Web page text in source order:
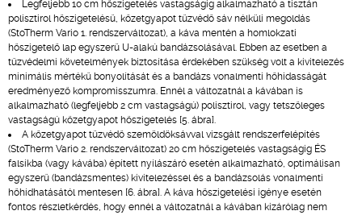
Legfeljebb 10 cm hőszigetelés vastagságig alkalmazható a tisztán
polisztirol hőszigetelésű, kőzetgyapot tűzvédő sáv nélküli megoldás
(StoTherm Vario 1. rendszerváltozat), a káva mentén a homlokzati
hőszigetelő lap egyszerű U-alakú bandázsolásával. Ebben az esetben a
tűzvédelmi követelmények biztosítása érdekében szükség volt a kivitelezés
minimális mértékű bonyolítását és a bandázs vonalmenti hőhidasságát
eredményező kompromisszumra. Ennél a változatnál a kávában is
alkalmazható (legfeljebb 2 cm vastagságú) polisztirol, vagy tetszőleges
vastagságú kőzetgyapot hőszigetelés [5. ábra].
A kőzetgyapot tűzvédő szemöldöksávval vizsgált rendszerfelépítés
(StoTherm Vario 2. rendszerváltozat) 20 cm hőszigetelés vastagságig ÉS
falsíkba (vagy kávába) épített nyílászáró esetén alkalmazható, optimálisan
egyszerű (bandázsmentes) kivitelezéssel és a bandázsolás vonalmenti
hőhídhatásától mentesen [6. ábra]. A káva hőszigetelési igénye esetén
fontos részletkérdés, hogy ennél a változatnál a kávában kizárólag nem